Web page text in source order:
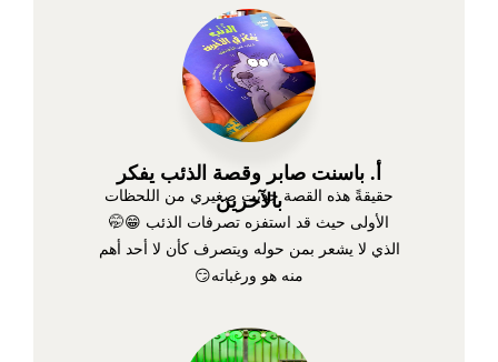
أ. باسنت صابر وقصة الذئب يفكر
بالآخرين
حقيقةً هذه القصة جذبت صغيري من اللحظات
الأولى حيث قد استفزه تصرفات الذئب 😁🤭
الذي لا يشعر بمن حوله ويتصرف كأن لا أحد أهم
منه هو ورغباته😏